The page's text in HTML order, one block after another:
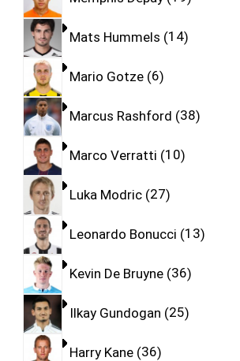
Mats Hummels 14
Mario Gotze 6
Marcus Rashford 38
Marco Verratti 10
Luka Modric 27
Leonardo Bonucci 13
Kevin De Bruyne 36
Ilkay Gundogan 25
Harry Kane 36